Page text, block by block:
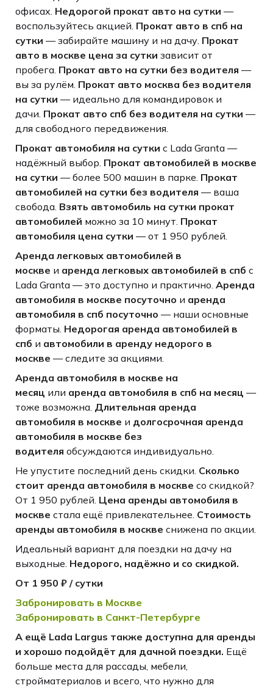
офисах. Недорогой прокат авто на сутки —
воспользуйтесь акцией. Прокат авто в спб на
сутки — забирайте машину и на дачу. Прокат
авто в москве цена за сутки зависит от
пробега. Прокат авто на сутки без водителя —
вы за рулём. Прокат авто москва без водителя
на сутки — идеально для командировок и
дачи. Прокат авто спб без водителя на сутки —
для свободного передвижения.
Прокат автомобиля на сутки с Lada Granta —
надёжный выбор. Прокат автомобилей в москве
на сутки — более 500 машин в парке. Прокат
автомобилей на сутки без водителя — ваша
свобода. Взять автомобиль на сутки прокат
автомобилей можно за 10 минут. Прокат
автомобиля цена сутки — от 1 950 рублей.
Аренда легковых автомобилей в
москве и аренда легковых автомобилей в спб с
Lada Granta — это доступно и практично. Аренда
автомобиля в москве посуточно и аренда
автомобиля в спб посуточно — наши основные
форматы. Недорогая аренда автомобилей в
спб и автомобили в аренду недорого в
москве — следите за акциями.
Аренда автомобиля в москве на
месяц или аренда автомобиля в спб на месяц —
тоже возможна. Длительная аренда
автомобиля в москве и долгосрочная аренда
автомобиля в москве без
водителя обсуждаются индивидуально.
Не упустите последний день скидки. Сколько
стоит аренда автомобиля в москве со скидкой?
От 1 950 рублей. Цена аренды автомобиля в
москве стала ещё привлекательнее. Стоимость
аренды автомобиля в москве снижена по акции.
Идеальный вариант для поездки на дачу на
выходные. Недорого, надёжно и со скидкой.
От 1 950 ₽ / сутки
Забронировать в Москве
Забронировать в Санкт-Петербурге
А ещё Lada Largus также доступна для аренды
и хорошо подойдёт для дачной поездки. Ещё
больше места для рассады, мебели,
стройматериалов и всего, что нужно для